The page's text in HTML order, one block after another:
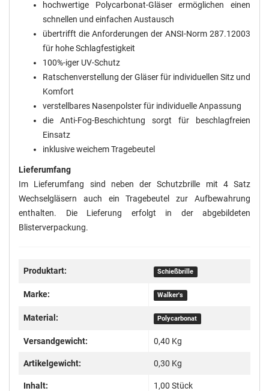
hochwertige Polycarbonat-Gläser ermöglichen einen
schnellen und einfachen Austausch
übertrifft die Anforderungen der ANSI-Norm 287.12003
für hohe Schlagfestigkeit
100%-iger UV-Schutz
Ratschenverstellung der Gläser für individuellen Sitz und
Komfort
verstellbares Nasenpolster für individuelle Anpassung
die Anti-Fog-Beschichtung sorgt für beschlagfreien
Einsatz
inklusive weichem Tragebeutel
Lieferumfang
Im Lieferumfang sind neben der Schutzbrille mit 4 Satz
Wechselgläsern auch ein Tragebeutel zur Aufbewahrung
enthalten. Die Lieferung erfolgt in der abgebildeten
Blisterverpackung.
Produktart: Schießbrille
Marke: Walker's
Material: Polycarbonat
Versandgewicht: 0,40 Kg
Artikelgewicht: 0,30 Kg
Inhalt: 1,00 Stück